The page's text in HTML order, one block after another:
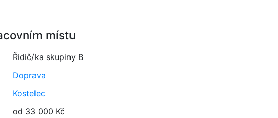
místu
Řidič/ka skupiny B
Doprava
Kostelec
od 33 000 Kč